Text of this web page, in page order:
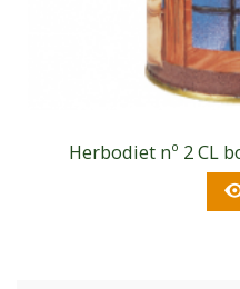
Herbodiet nº 2 CL